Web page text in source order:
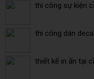
thi công sự kiện
thi công dán
thiết kế in ấn tại